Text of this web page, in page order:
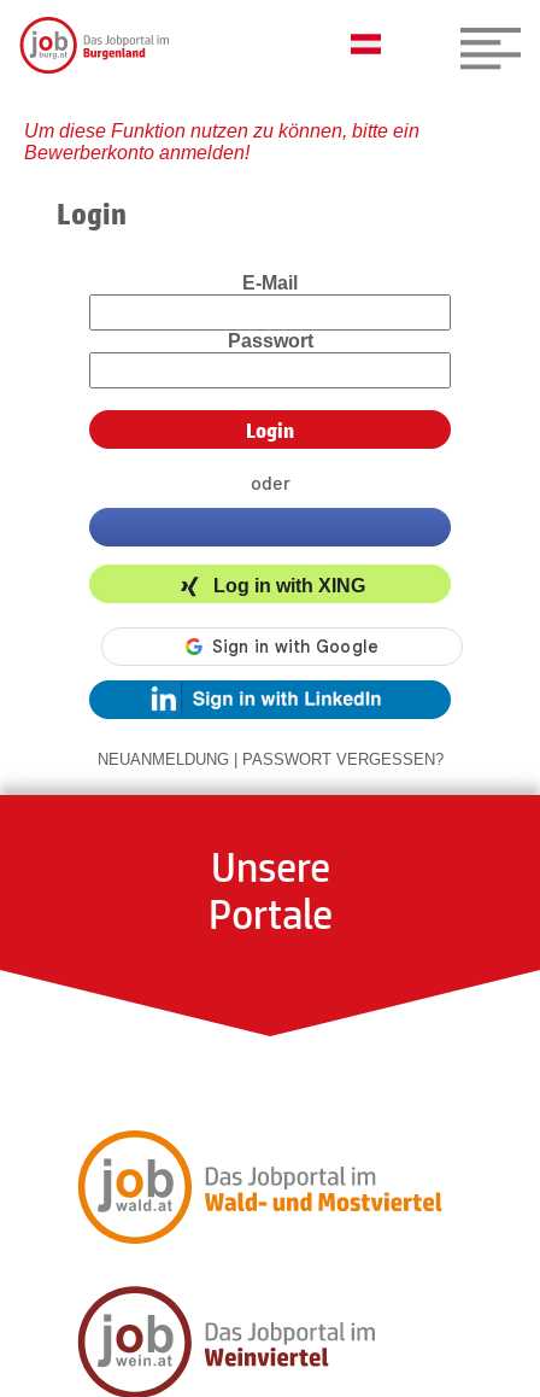
Um diese Funktion nutzen zu können, bitte ein
Bewerberkonto anmelden!
Login
E-Mail
Passwort
oder
Log in with XING
NEUANMELDUNG | PASSWORT VERGESSEN?
Unsere
Portale